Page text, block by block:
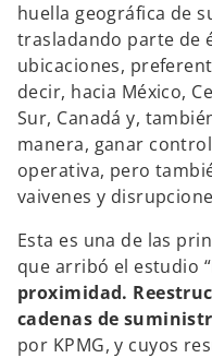
huella geográfica de
trasladando parte de
ubicaciones,
decir, hacia México,
Sur, Canadá y,
manera, ganar
operativa, pero
vaivenes y
Esta es una de las
que arribó el estudio “
proximidad.
cadenas de
por KPMG, y cuyos